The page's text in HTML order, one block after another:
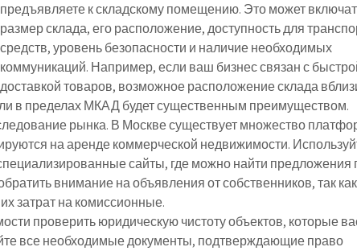
предъявляете к складскому помещению. Это может
размер склада, его расположение, доступность для
средств, уровень безопасности и наличие необходимых
коммуникаций. Например, если ваш бизнес связан с
доставкой товаров, возможное расположение склада
в пределах МКАД будет существенным преимуществом.
рынка. В Москве существует множество
на аренде коммерческой недвижимости.
сайты, где можно найти предложения
внимание на объявления от собственников, так
затрат на комиссионные.
проверить юридическую чистоту объектов, которые
все необходимые документы, подтверждающие право